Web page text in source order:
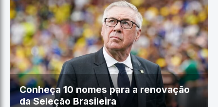
Conheça 10 nomes para a renovação
da Seleção Brasileira